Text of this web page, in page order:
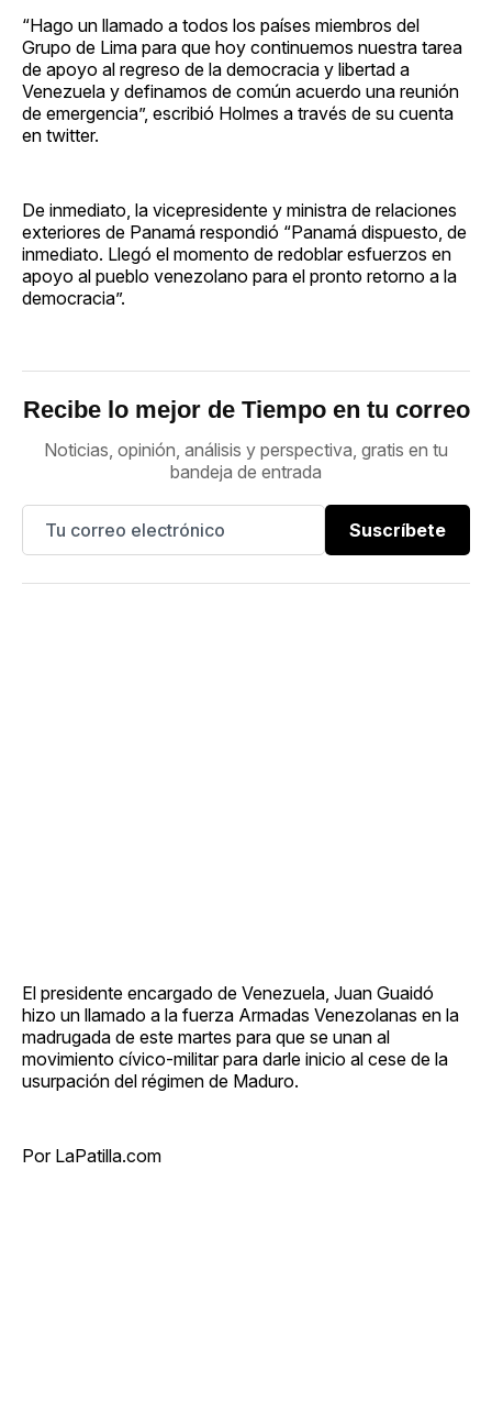
“Hago un llamado a todos los países miembros del
Grupo de Lima para que hoy continuemos nuestra tarea
de apoyo al regreso de la democracia y libertad a
Venezuela y definamos de común acuerdo una reunión
de emergencia”, escribió Holmes a través de su cuenta
en twitter.
De inmediato, la vicepresidente y ministra de relaciones
exteriores de Panamá respondió “Panamá dispuesto, de
inmediato. Llegó el momento de redoblar esfuerzos en
apoyo al pueblo venezolano para el pronto retorno a la
democracia”.
Recibe lo mejor de Tiempo en tu correo
Noticias, opinión, análisis y perspectiva, gratis en tu
bandeja de entrada
Suscríbete
El presidente encargado de Venezuela, Juan Guaidó
hizo un llamado a la fuerza Armadas Venezolanas en la
madrugada de este martes para que se unan al
movimiento cívico-militar para darle inicio al cese de la
usurpación del régimen de Maduro.
Por LaPatilla.com